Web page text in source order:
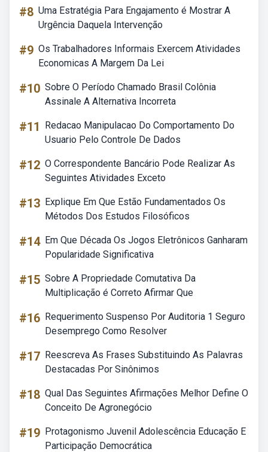
#8 Uma Estratégia Para Engajamento é Mostrar A
Urgência Daquela Intervenção
#9 Os Trabalhadores Informais Exercem Atividades
Economicas A Margem Da Lei
#10 Sobre O Período Chamado Brasil Colônia
Assinale A Alternativa Incorreta
#11
Redacao Manipulacao Do Comportamento Do
Usuario Pelo Controle De Dados
#12 O Correspondente Bancário Pode Realizar As
Seguintes Atividades Exceto
#13 Explique Em Que Estão Fundamentados Os
Métodos Dos Estudos Filosóficos
#14 Em Que Década Os Jogos Eletrônicos Ganharam
Popularidade Significativa
#15 Sobre A Propriedade Comutativa Da
Multiplicação é Correto Afirmar Que
#16 Requerimento Suspenso Por Auditoria 1 Seguro
Desemprego Como Resolver
#17 Reescreva As Frases Substituindo As Palavras
Destacadas Por Sinônimos
#18 Qual Das Seguintes Afirmações Melhor Define O
Conceito De Agronegócio
#19 Protagonismo Juvenil Adolescência Educação E
Participação Democrática